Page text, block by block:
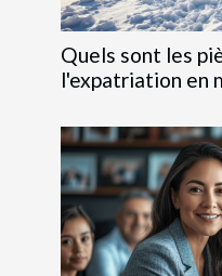
Quels sont les
l'expatriation en